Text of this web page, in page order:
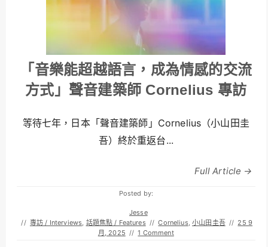
「音樂能超越語言，成為情感的交流
方式」聲音建築師 Cornelius 專訪
等待七年，日本「聲音建築師」Cornelius（小山田圭
吾）終於重返台...
Full Article →
Posted by:
Jesse
// 專訪 / Interviews, 話題焦點 / Features // Cornelius,小山田圭吾 // 25 9
月, 2025 // 1 Comment